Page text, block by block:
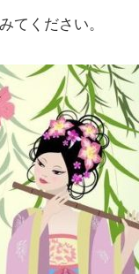
てください。